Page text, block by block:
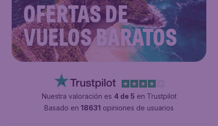
OFERTAS DE
VUELOS BARATOS
Nuestra valoración es 4 de 5 en Trustpilot
Basado en 18631 opiniones de usuarios